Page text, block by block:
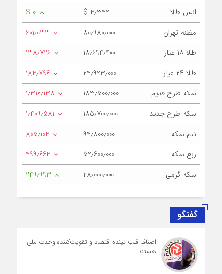
انس طلا $ 4٫342
$ 0
مظنه تهران
80٫980٫000
601٫033
طلا ۱۸ عیار
18٫694٫400
138٫726
طلا ۲۴ عیار
24٫923٫000
184٫796
سکه طرح قدیم
183٫500٫000
1٫316٫138
سکه طرح جدید
185٫700٫000
1٫409٫581
نیم سکه
94٫800٫000
805٫104
ربع سکه
52٫600٫000
499٫664
سکه گرمی
28٫000٫000 249٫993
گفتگو
اصناف قلب تپنده اقتصاد و تقویت‌کننده وحدت ملی
هستند